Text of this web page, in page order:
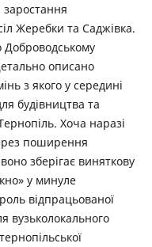
заростання
Жеребки та Саджівка.
Доброводському
описано
з якого у середині
будівництва та
Хоча наразі
поширення
зберігає виняткову
у минуле
відпрацьованої
вузьколокального